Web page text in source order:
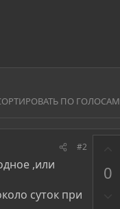
ПО ГОЛОСАМ
#2
,или
суток при
0